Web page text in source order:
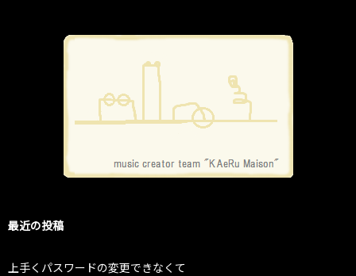
最近の投稿
上手くパスワードの変更できなくて